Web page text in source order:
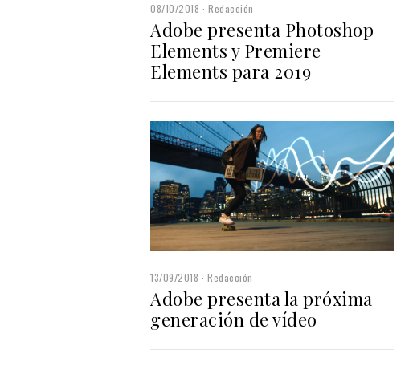
08/10/2018 Redacción
Adobe presenta Photoshop
Elements y Premiere
Elements para 2019
13/09/2018 Redacción
Adobe presenta la próxima
generación de vídeo